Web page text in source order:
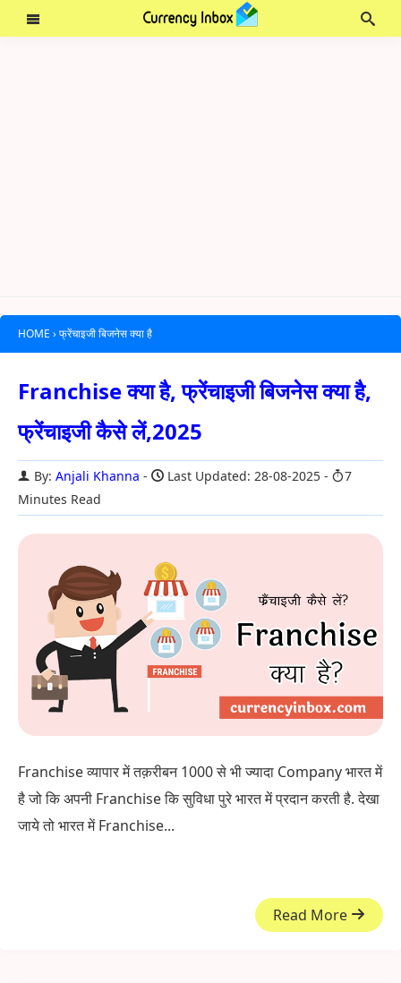
HOME › फ्रेंचाइजी बिजनेस क्या है
Franchise क्या है, फ्रेंचाइजी बिजनेस क्या है,
फ्रेंचाइजी कैसे लें,2025
By: Anjali Khanna Last Updated: 28-08-2025
7
Minutes Read
Franchise व्यापार में तक़रीबन 1000 से भी ज्यादा Company भारत में
है जो कि अपनी Franchise कि सुविधा पुरे भारत में प्रदान करती है. देखा
जाये तो भारत में Franchise...
Read More